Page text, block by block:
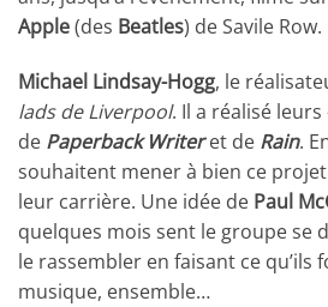
Apple(des Beatles) de Savile Row.
Michael Lindsay-Hogg, le
lads de Liverpool. Il a réalisé leurs
de Paperback Writeret de Rain.
souhaitent mener à bien ce
leur carrière. Une idée de Paul
quelques mois sent le groupe se
le rassembler en faisant ce qu’ils
musique, ensemble…